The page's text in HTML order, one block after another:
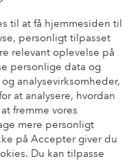
til at få hjemmesiden til
personligt tilpasset
relevant oplevelse på
personlige data og
analysevirksomheder,
at analysere, hvordan
fremme vores
mere personligt
på Accepter giver du
Du kan tilpasse
spørgsmål i vores FAQ.
du kontakter os.
Betalingsmåde